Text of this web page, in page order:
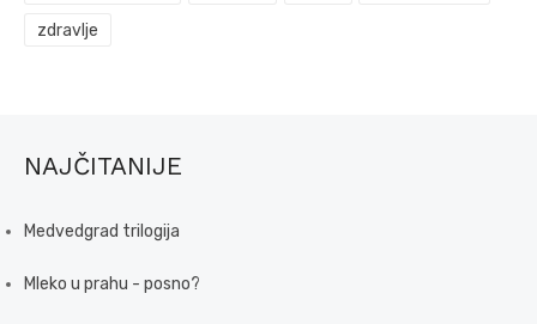
zdravlje
NAJČITANIJE
Medvedgrad trilogija
Mleko u prahu - posno?